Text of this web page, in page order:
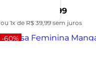
R$ 39,99
ou 1x de R$ 39,99 sem juros
-60%